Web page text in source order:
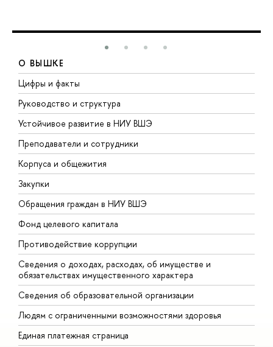
О ВЫШКЕ
Цифры и факты
Руководство и структура
Устойчивое развитие в НИУ ВШЭ
Преподаватели и сотрудники
Корпуса и общежития
Закупки
Обращения граждан в НИУ ВШЭ
Фонд целевого капитала
Противодействие коррупции
Сведения о доходах, расходах, об имуществе и
обязательствах имущественного характера
Сведения об образовательной организации
Людям с ограниченными возможностями здоровья
Единая платежная страница